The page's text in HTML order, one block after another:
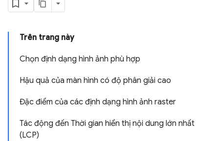
Trên trang này
Chọn định dạng hình ảnh phù hợp
Hậu quả của màn hình có độ phân giải cao
Đặc điểm của các định dạng hình ảnh raster
Tác động đến Thời gian hiển thị nội dung lớn nhất
(LCP)